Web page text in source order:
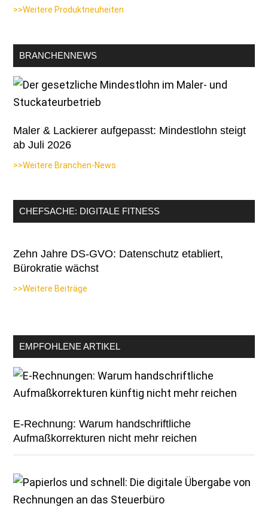
>>Weitere Produktneuheiten
BRANCHENNEWS
Maler & Lackierer aufgepasst: Mindestlohn steigt
ab Juli 2026
>>Weitere Branchen-News
CHEFSACHE: DIGITALE FITNESS
Zehn Jahre DS-GVO: Datenschutz etabliert,
Bürokratie wächst
>>Weitere Beiträge
EMPFOHLENE ARTIKEL
E-Rechnung: Warum handschriftliche
Aufmaßkorrekturen nicht mehr reichen